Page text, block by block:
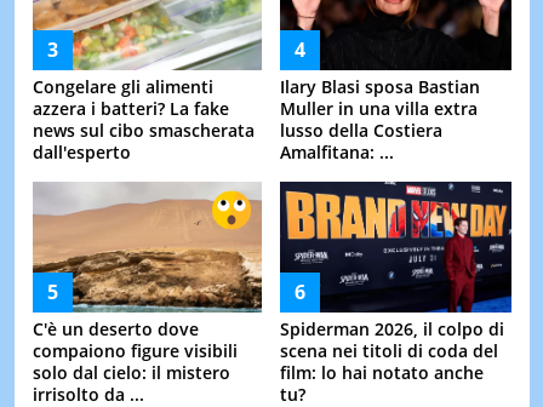
Congelare gli alimenti
azzera i batteri? La fake
news sul cibo smascherata
dall'esperto
Ilary Blasi sposa Bastian
Muller in una villa extra
lusso della Costiera
Amalfitana: ...
C'è un deserto dove
compaiono figure visibili
solo dal cielo: il mistero
irrisolto da ...
Spiderman 2026, il colpo di
scena nei titoli di coda del
film: lo hai notato anche
tu?